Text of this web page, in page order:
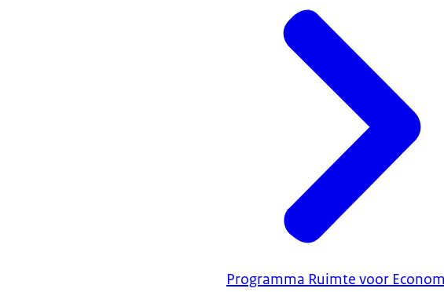
Programma Ruimte voor